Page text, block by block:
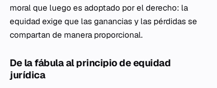
moral que luego es adoptado por el derecho: la
equidad exige que las ganancias y las pérdidas se
compartan de manera proporcional.
De la fábula al principio de equidad
jurídica